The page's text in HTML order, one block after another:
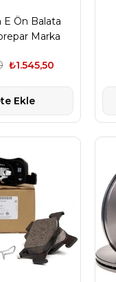
E Ön Balata
Marka
₺1.545,50
Ekle